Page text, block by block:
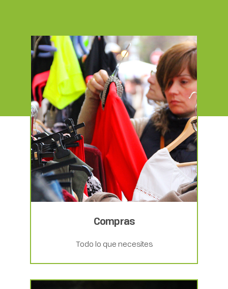
Compras
Todo lo que necesites